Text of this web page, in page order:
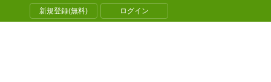
新規登録(無料) ログイン